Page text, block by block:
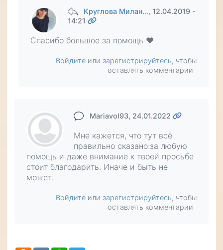
Круглова Милан…, 12.04.2019 -
14:21
Спасибо большое за помощь ❤️
Войдите или зарегистрируйтесь, чтобы
оставлять комментарии
Mariavol93, 24.01.2022
Мне кажется, что тут всё
правильно сказано:за любую
помощь и даже внимание к твоей просьбе
стоит благодарить. Иначе и быть не
может.
Войдите или зарегистрируйтесь, чтобы
оставлять комментарии